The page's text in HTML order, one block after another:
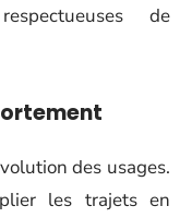
de
des usages.
les trajets en